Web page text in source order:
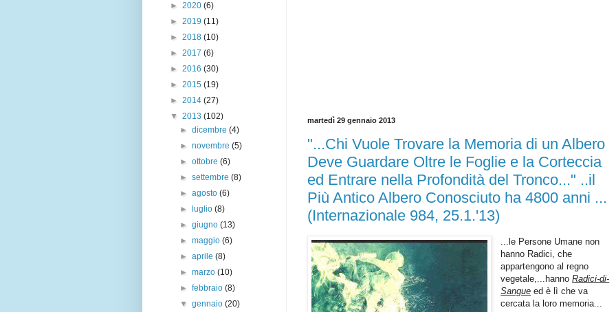
martedì 29 gennaio 2013
"...Chi Vuole Trovare la Memoria di un Albero
Deve Guardare Oltre le Foglie e la Corteccia
ed Entrare nella Profondità del Tronco..." ..il
Più Antico Albero Conosciuto ha 4800 anni ...
(Internazionale 984, 25.1.'13)
...le Persone Umane non
hanno Radici, che
appartengono al regno
vegetale,...hannoRadici-di-
Sangue ed è lì che va
cercata la loro memoria...
► 2020 (6)
► 2019 (11)
► 2018 (10)
► 2017 (6)
► 2016 (30)
► 2015 (19)
► 2014 (27)
▼ 2013 (102)
►dicembre(4)
►novembre(5)
►ottobre(6)
►settembre(8)
►agosto(6)
►
luglio(8)
►giugno(13)
►maggio(6)
►aprile(8)
►marzo(10)
►febbraio(8)
▼gennaio(20)